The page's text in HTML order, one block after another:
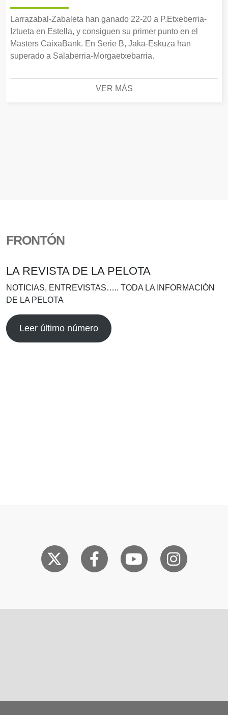
Larrazabal-Zabaleta han ganado 22-20 a P.Etxeberria-
Iztueta en Estella, y consiguen su primer punto en el
Masters CaixaBank. En Serie B, Jaka-Eskuza han
superado a Salaberria-Morgaetxebarria.
VER MÁS
FRONTÓN
LA REVISTA DE LA PELOTA
NOTICIAS, ENTREVISTAS….. TODA LA INFORMACIÓN
DE LA PELOTA
Leer último número